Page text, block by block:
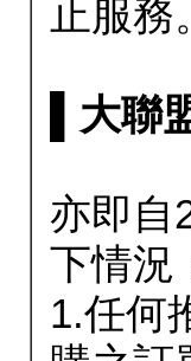
止服務
▌大聯
亦即自
下情況
1.任何